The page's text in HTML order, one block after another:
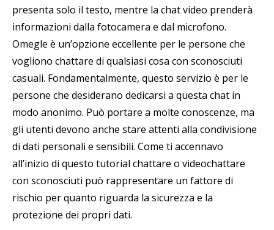
presenta solo il testo, mentre la chat video prenderà
informazioni dalla fotocamera e dal microfono.
Omegle è un’opzione eccellente per le persone che
vogliono chattare di qualsiasi cosa con sconosciuti
casuali. Fondamentalmente, questo servizio è per le
persone che desiderano dedicarsi a questa chat in
modo anonimo. Può portare a molte conoscenze, ma
gli utenti devono anche stare attenti alla condivisione
di dati personali e sensibili. Come ti accennavo
all’inizio di questo tutorial chattare o videochattare
con sconosciuti può rappresentare un fattore di
rischio per quanto riguarda la sicurezza e la
protezione dei propri dati.